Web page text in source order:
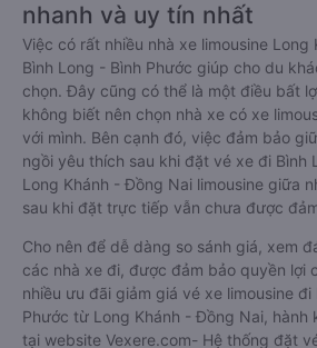
nhanh và uy tín nhất
Việc có rất nhiều nhà xe limousine
Bình Long - Bình Phước giúp cho du
chọn. Đây cũng có thể là một điều bất
không biết nên chọn nhà xe có xe
với mình. Bên cạnh đó, việc đảm bảo
ngồi yêu thích sau khi đặt vé xe đi Bình
Long Khánh - Đồng Nai limousine giữa
sau khi đặt trực tiếp vẫn chưa được
Cho nên để dễ dàng so sánh giá, xem
các nhà xe đi, được đảm bảo quyền lợi
nhiều ưu đãi giảm giá vé xe limousine đi
Phước từ Long Khánh - Đồng Nai, hành
tại website Vexere.com- Hệ thống đặt